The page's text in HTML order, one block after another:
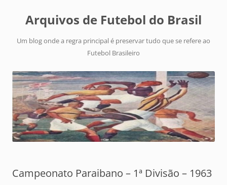
Arquivos de Futebol do Brasil
Um blog onde a regra principal é preservar tudo que se refere ao
Futebol Brasileiro
Campeonato Paraibano – 1ª Divisão – 1963